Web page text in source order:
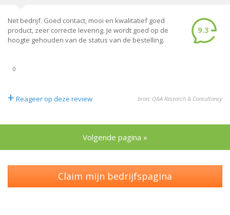
Net bedrijf. Goed contact, mooi en kwalitatief goed
product, zeer correcte levering. Je wordt goed op de
hoogte gehouden van de status van de bestelling.
9.3
0
+ Reageer op deze review bron: Q&A Research & Consultancy
Volgende pagina »
Claim mijn bedrijfspagina